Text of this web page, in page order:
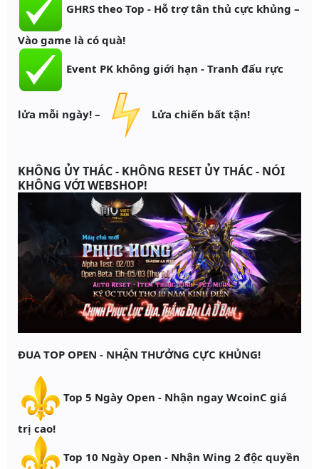
GHRS theo Top - Hỗ trợ tân thủ cực khủng –
Vào game là có quà!
Event PK không giới hạn - Tranh đấu rực
lửa mỗi ngày! – Lửa chiến bất tận!
KHÔNG ỦY THÁC - KHÔNG RESET ỦY THÁC - NÓI
KHÔNG VỚI WEBSHOP!
ĐUA TOP OPEN - NHẬN THƯỞNG CỰC KHỦNG!
Top 5 Ngày Open - Nhận ngay WcoinC giá
trị cao!
Top 10 Ngày Open - Nhận Wing 2 độc quyền